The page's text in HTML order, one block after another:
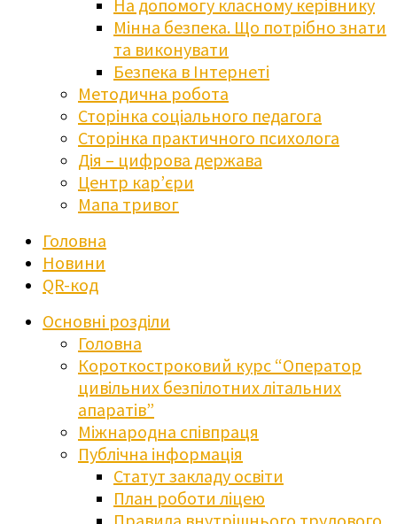
На допомогу класному керівнику
Мінна безпека. Що потрібно знати
та виконувати
Безпека в Інтернеті
Методична робота
Сторінка соціального педагога
Сторінка практичного психолога
Дія – цифрова держава
Центр кар’єри
Мапа тривог
Головна
Новини
QR-код
Основні розділи
Головна
Короткостроковий курс “Оператор
цивільних безпілотних літальних
апаратів”
Міжнародна співпраця
Публічна інформація
Статут закладу освіти
План роботи ліцею